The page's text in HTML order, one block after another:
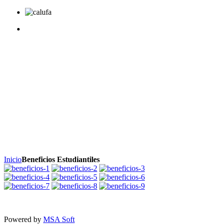
InicioBeneficios Estudiantiles
Powered by MSA Soft